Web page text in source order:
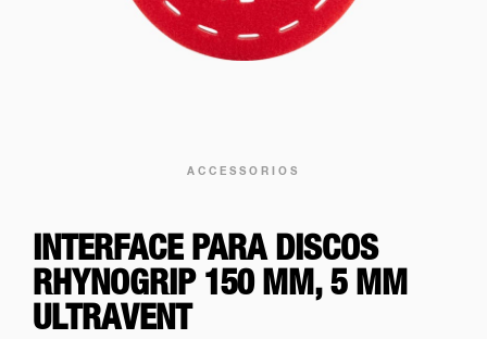
ACCESSORIOS
INTERFACE PARA DISCOS
RHYNOGRIP 150 MM, 5 MM
ULTRAVENT